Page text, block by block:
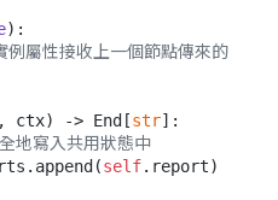
):
例屬性接收上一個節點傳來的
ctx) -> End[str]:
地寫入共用狀態中
self.report)